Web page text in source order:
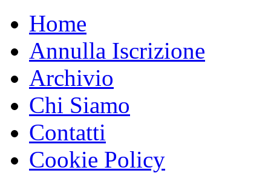
Home
Annulla Iscrizione
Archivio
Chi Siamo
Contatti
Cookie Policy